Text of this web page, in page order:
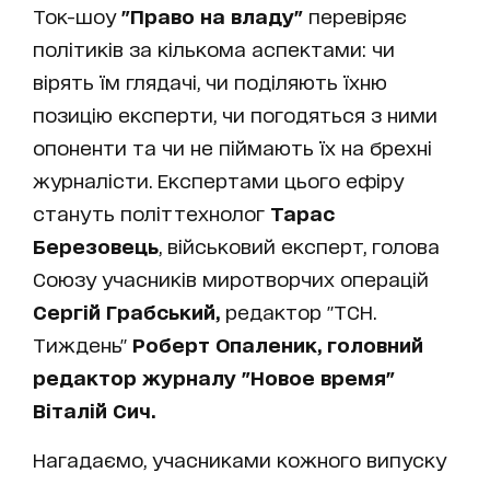
Ток-шоу "Право на владу" перевіряє
політиків за кількома аспектами: чи
вірять їм глядачі, чи поділяють їхню
позицію експерти, чи погодяться з ними
опоненти та чи не піймають їх на брехні
журналісти. Експертами цього ефіру
стануть політтехнолог Тарас
Березовець , військовий експерт, голова
Союзу учасників миротворчих операцій
Сергій Грабський, редактор "ТСН.
Тиждень" Роберт Опаленик, головний
редактор журналу "Новое время"
Віталій Сич.
Нагадаємо, учасниками кожного випуску